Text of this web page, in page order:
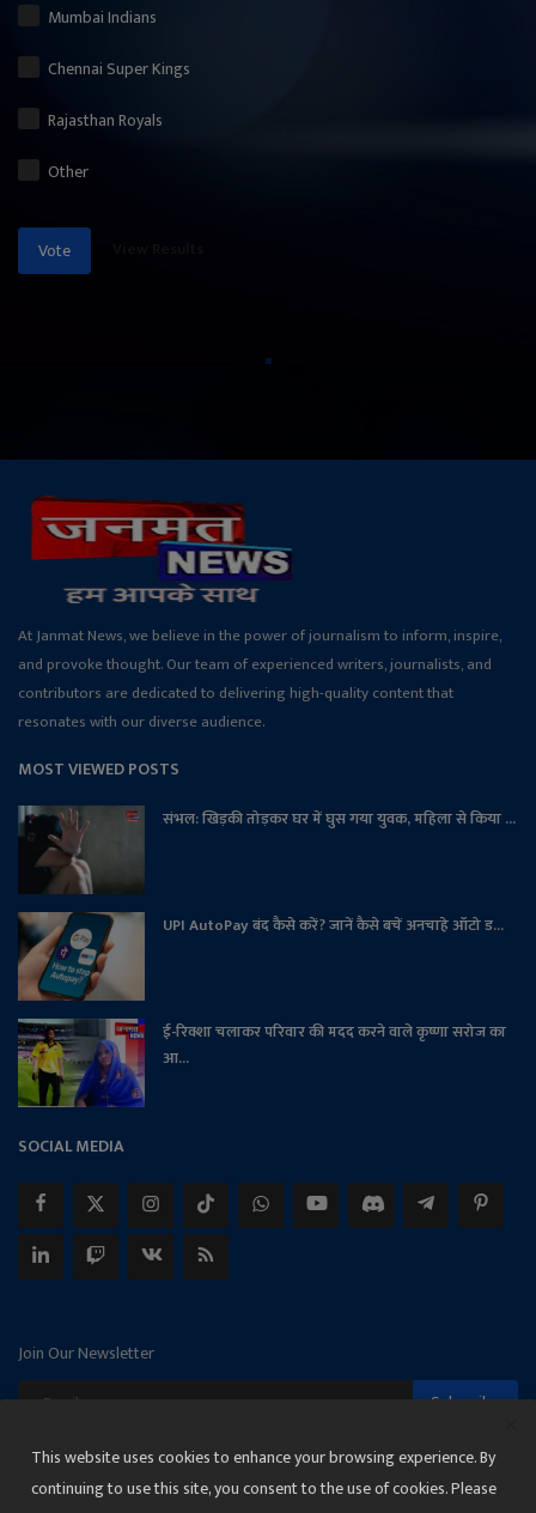
Mumbai Indians
Chennai Super Kings
Rajasthan Royals
Other
Vote
At Janmat News, we believe in the power of journalism to inform, inspire,
and provoke thought. Our team of experienced writers, journalists, and
contributors are dedicated to delivering high-quality content that
resonates with our diverse audience.
MOST VIEWED POSTS
संभल: खिड़की तोड़कर घर में घुस गया युवक, महिला से किया ...
UPI AutoPay बंद कैसे करें? जानें कैसे बचें अनचाहे ऑटो ड...
ई-रिक्शा चलाकर परिवार की मदद करने वाले कृष्णा सरोज का
आ...
SOCIAL MEDIA
Join Our Newsletter
Subscribe
This website uses cookies to enhance your browsing experience. By
continuing to use this site, you consent to the use of cookies. Please